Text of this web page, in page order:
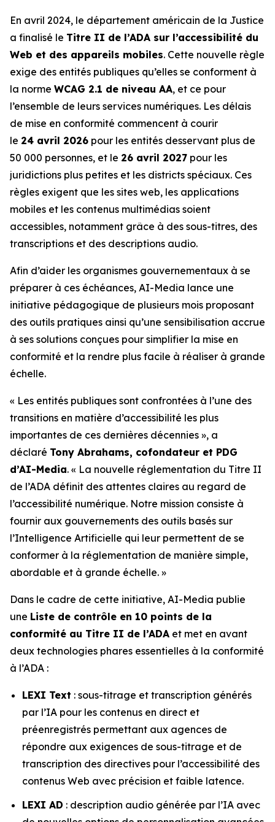
En avril 2024, le département américain de la Justice
a finalisé le Titre II de l’ADA sur l’accessibilité du
Web et des appareils mobiles. Cette nouvelle règle
exige des entités publiques qu’elles se conforment à
la norme WCAG 2.1 de niveau AA, et ce pour
l’ensemble de leurs services numériques. Les délais
de mise en conformité commencent à courir
le 24 avril 2026 pour les entités desservant plus de
50 000 personnes, et le 26 avril 2027 pour les
juridictions plus petites et les districts spéciaux. Ces
règles exigent que les sites web, les applications
mobiles et les contenus multimédias soient
accessibles, notamment grâce à des sous-titres, des
transcriptions et des descriptions audio.
Afin d’aider les organismes gouvernementaux à se
préparer à ces échéances, AI-Media lance une
initiative pédagogique de plusieurs mois proposant
des outils pratiques ainsi qu’une sensibilisation accrue
à ses solutions conçues pour simplifier la mise en
conformité et la rendre plus facile à réaliser à grande
échelle.
« Les entités publiques sont confrontées à l’une des
transitions en matière d’accessibilité les plus
importantes de ces dernières décennies », a
déclaré Tony Abrahams, cofondateur et PDG
d’AI-Media. « La nouvelle réglementation du Titre II
de l’ADA définit des attentes claires au regard de
l’accessibilité numérique. Notre mission consiste à
fournir aux gouvernements des outils basés sur
l’Intelligence Artificielle qui leur permettent de se
conformer à la réglementation de manière simple,
abordable et à grande échelle. »
Dans le cadre de cette initiative, AI-Media publie
une Liste de contrôle en 10 points de la
conformité au Titre II de l’ADA et met en avant
deux technologies phares essentielles à la conformité
à l’ADA :
LEXI Text : sous-titrage et transcription générés
par l’IA pour les contenus en direct et
préenregistrés permettant aux agences de
répondre aux exigences de sous-titrage et de
transcription des directives pour l’accessibilité des
contenus Web avec précision et faible latence.
LEXI AD : description audio générée par l’IA avec